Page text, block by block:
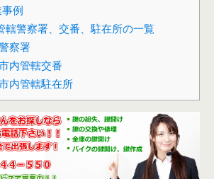
例
轄警察署、交番、駐在所の一覧
察署
内管轄交番
内管轄駐在所